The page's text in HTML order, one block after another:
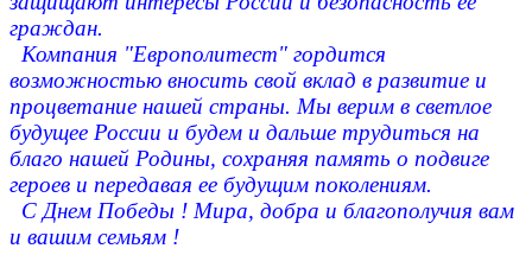
граждан.
Компания "Европолитест" гордится
возможностью вносить свой вклад в развитие и
процветание нашей страны. Мы верим в светлое
будущее России и будем и дальше трудиться на
благо нашей Родины, сохраняя память о подвиге
героев и передавая ее будущим поколениям.
С Днем Победы ! Мира, добра и благополучия вам
и вашим семьям !